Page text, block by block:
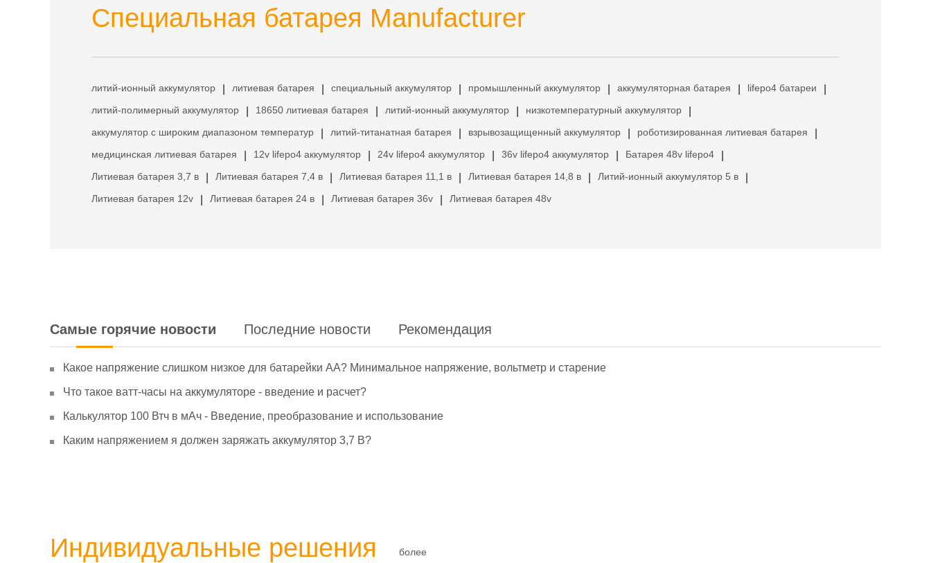
Специальная батарея Manufacturer
литий-ионный аккумулятор литиевая батарея специальный аккумулятор промышленный аккумулятор аккумуляторная батарея lifepo4 батареи
литий-полимерный аккумулятор 18650 литиевая батарея литий-ионный аккумулятор низкотемпературный аккумулятор
аккумулятор с широким диапазоном температур литий-титанатная батарея взрывозащищенный аккумулятор роботизированная литиевая батарея
медицинская литиевая батарея 12v lifepo4 аккумулятор 24v lifepo4 аккумулятор 36v lifepo4 аккумулятор Батарея 48v lifepo4
Литиевая батарея 3,7 в Литиевая батарея 7,4 в Литиевая батарея 11,1 в Литиевая батарея 14,8 в Литий-ионный аккумулятор 5 в
Литиевая батарея 12v Литиевая батарея 24 в Литиевая батарея 36v Литиевая батарея 48v
Самые горячие новости Последние новости Рекомендация
Какое напряжение слишком низкое для батарейки АА? Минимальное напряжение, вольтметр и старение
Что такое ватт-часы на аккумуляторе - введение и расчет?
Калькулятор 100 Втч в мАч - Введение, преобразование и использование
Каким напряжением я должен заряжать аккумулятор 3,7 В?
Индивидуальные решения более